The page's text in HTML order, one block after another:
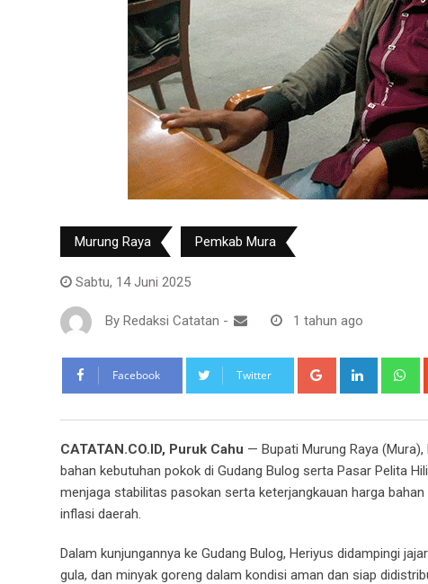
Murung Raya Pemkab Mura
Sabtu, 14 Juni 2025
By Redaksi Catatan - 1 tahun ago
Facebook Twitter Google+ LinkedIn
CATATAN.CO.ID, Puruk Cahu — Bupati Murung Raya
bahan kebutuhan pokok di Gudang Bulog serta Pasar Pelita
menjaga stabilitas pasokan serta keterjangkauan harga
inflasi daerah.
Dalam kunjungannya ke Gudang Bulog, Heriyus didampingi
gula, dan minyak goreng dalam kondisi aman dan siap